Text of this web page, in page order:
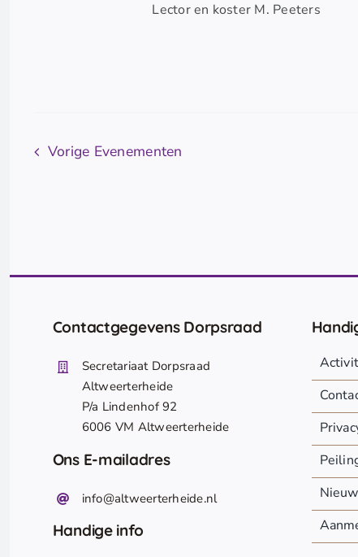
Lector en koster M. Peeters
Vorige Evenementen
Contactgegevens Dorpsraad
Secretariaat Dorpsraad
Altweerterheide
P/a Lindenhof 92
6006 VM Altweerterheide
Ons E-mailadres
info@altweerterheide.nl
Handige info